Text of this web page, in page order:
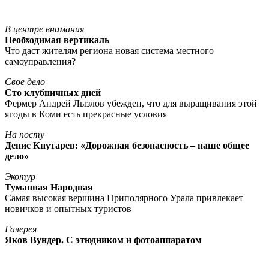
В центре внимания
Необходимая вертикаль
Что даст жителям региона новая система местного
самоуправления?
Свое дело
Сто клубничных дней
Фермер Андрей Лызлов убежден, что для выращивания этой
ягоды в Коми есть прекрасные условия
На посту
Денис Кнутарев: «Дорожная безопасность – наше общее
дело»
Экотур
Туманная Народная
Самая высокая вершина Приполярного Урала привлекает
новичков и опытных туристов
Галерея
Яков Вундер. С этюдником и фотоаппаратом